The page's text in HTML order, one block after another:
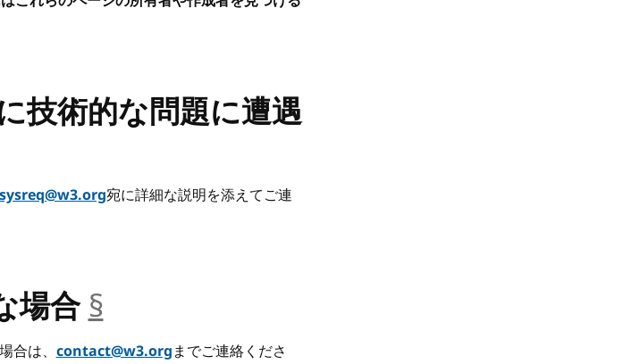
技術的な問題に遭遇
宛に詳細な説明を添えてご連
場合§__anchor
合は、contact@w3.orgまでご連絡くださ